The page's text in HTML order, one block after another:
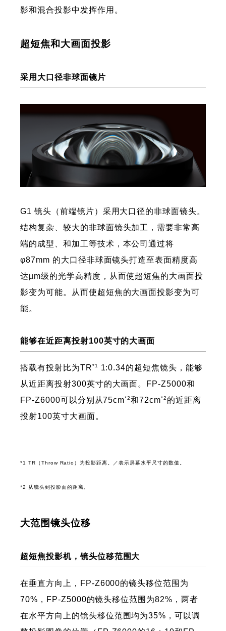
影和混合投影中发挥作用。
超短焦和大画面投影
采用大口径非球面镜片
G1 镜头（前端镜片）采用大口径的非球面镜头。
结构复杂、较大的非球面镜头加工，需要非常高
端的成型、和加工等技术，本公司通过将
φ87mm 的大口径非球面镜头打造至表面精度高
达µm级的光学高精度，从而使超短焦的大画面投
影变为可能。从而使超短焦的大画面投影变为可
能。
能够在近距离投射100英寸的大画面
搭载有投射比为TR*1
1:0.34的超短焦镜头，能够
从近距离投射300英寸的大画面。FP-Z5000和
FP-Z6000可以分别从75cm*2和72cm*2 的近距离
投射100英寸大画面。
*1 TR（Throw Ratio）为投影距离。／表示屏幕水平尺寸的数值。
*2 从镜头到投影面的距离。
大范围镜头位移
超短焦投影机，镜头位移范围大
在垂直方向上，FP-Z6000的镜头移位范围为
70%，FP-Z5000的镜头移位范围为82%，两者
在水平方向上的镜头移位范围均为35%，可以调